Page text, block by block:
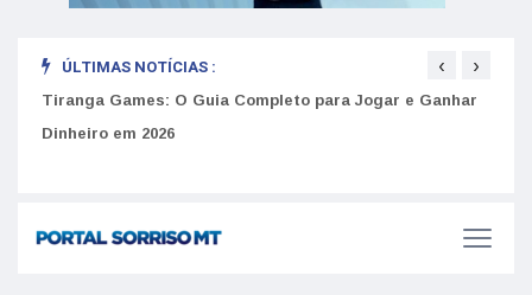
ÚLTIMAS NOTÍCIAS :
Tiranga Games: O Guia Completo para Jogar e Ganhar
Dinheiro em 2026
‹ ›